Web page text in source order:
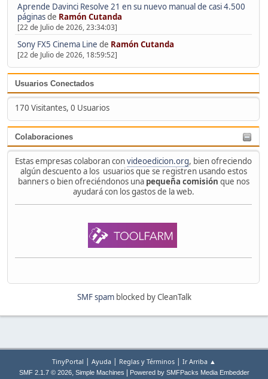
Aprende Davinci Resolve 21 en su nuevo manual de casi 4.500
páginasde Ramón Cutanda
[22 de Julio de 2026, 23:34:03]
Sony FX5 Cinema Line de Ramón Cutanda
[22 de Julio de 2026, 18:59:52]
Usuarios Conectados
170 Visitantes, 0 Usuarios
Colaboraciones
Estas empresas colaboran convideoedicion.org, bien ofreciendo
algún descuento a los usuarios que se registren usando estos
banners o bien ofreciéndonos una pequeña comisión que nos
ayudará con los gastos de la web.
SMF spamblocked by CleanTalk
TinyPortal | Ayuda | Reglas y Términos | Ir Arriba ▲
SMF 2.1.7 © 2026, Simple Machines Powered by SMFPacks Media Embedder